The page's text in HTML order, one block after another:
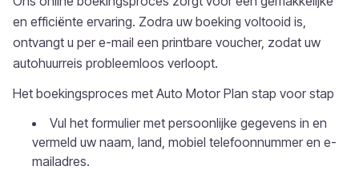
en efficiënte ervaring. Zodra uw boeking voltooid is,
ontvangt u per e-mail een printbare voucher, zodat uw
autohuurreis probleemloos verloopt.
Het boekingsproces met Auto Motor Plan stap voor stap
Vul het formulier met persoonlijke gegevens in en
vermeld uw naam, land, mobiel telefoonnummer en e-
mailadres.